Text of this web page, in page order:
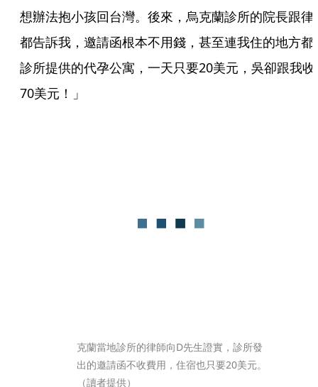
想辦法抱小孩回台灣。後來，烏克蘭診所的院長跟律
都告訴我，邀請函根本不用錢，甚至連我住的地方都
診所提供的代孕公寓，一天只要20美元，吳卻跟我收
70美元！」
克蘭當地診所的律師向D先生證實，診所發
出的邀請函不收費用，住宿也只要20美元。
（讀者提供）